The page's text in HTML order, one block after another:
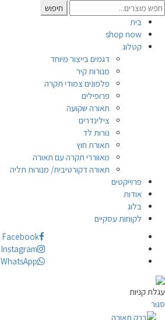
Search
for:
חיפוש
בית
shop now
קטלוג
דגמים בייצור מיוחד
מנורות קיר
פלפונים צמודי תקרה
פרופילים
תאורה שקועה
צילינדרים
נורות לד
תאורת חוץ
מאווררי תקרה עם תאורה
תאורה דקורטיבית/ מנורות תליה
פרוייקטים
אודות
בלוג
לקוחות עסקיים
Facebook
Instagram
WhatsApp
עגלת קניות
סגור